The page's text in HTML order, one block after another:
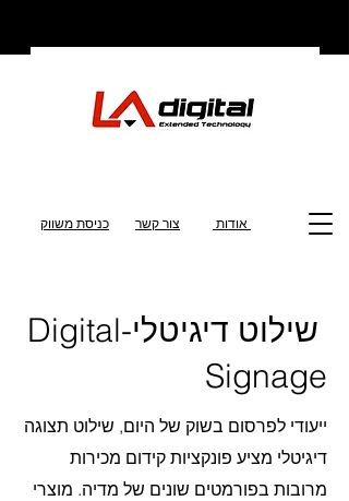
כניסת משווק צור קשר
שילוט דיגיטלי-Digital
Signage
ייעודי לפרסום בשוק של היום, שילוט תצוגה
דיגיטלי מציע פונקציות קידום מכירות
מרובות בפורמטים שונים של מדיה. מוצרי